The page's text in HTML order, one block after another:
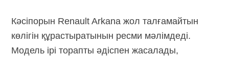
Кәсіпорын Renault Arkana жол талғамайтын
көлігін құрастыратынын ресми мәлімдеді.
Модель ірі торапты әдіспен жасалады,